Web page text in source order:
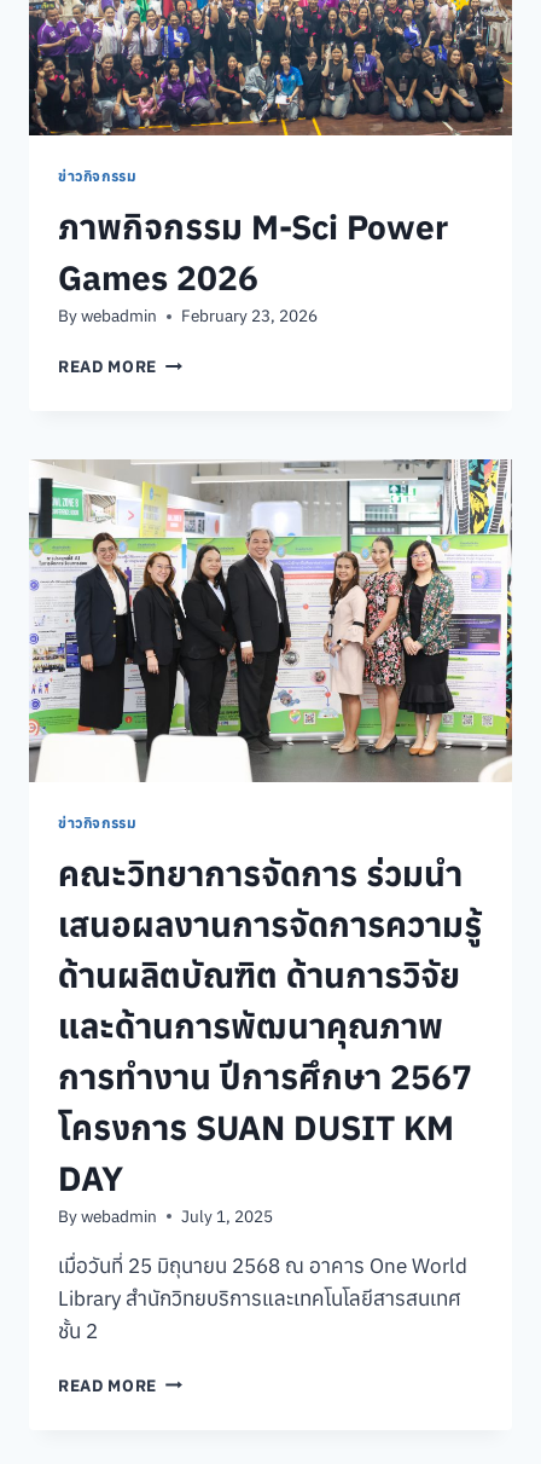
วัน
พุธ”
ข่าวกิจกรรม
ภาพกิจกรรม M-Sci Power
Games 2026
Bywebadmin February 23, 2026
READ MORE ภาพ
POWER
GAMES
2026
ข่าวกิจกรรม
คณะวิทยาการจัดการ ร่วมนำ
เสนอผลงานการจัดการความรู้
ด้านผลิตบัณฑิต ด้านการวิจัย
และด้านการพัฒนาคุณภาพ
การทำงาน ปีการศึกษา 2567
โครงการ SUAN DUSIT KM
DAY
Bywebadmin July 1, 2025
เมื่อวันที่ 25 มิถุนายน 2568 ณ อาคาร One World
Library สำนักวิทยบริการและเทคโนโลยีสารสนเทศ
ชั้น 2
READ MORE คณะ